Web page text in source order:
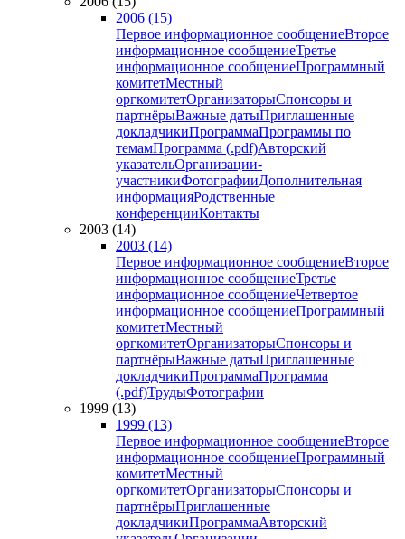
2006 (15)
Первое информационное сообщениеВторое
информационное сообщениеТретье
информационное сообщениеПрограммный
комитетМестный
оргкомитетОрганизаторыСпонсоры и
партнёрыВажные датыПриглашенные
докладчикиПрограммаПрограммы по
темамПрограмма (.pdf)Авторский
указательОрганизации-
участникиФотографииДополнительная
информацияРодственные
конференцииКонтакты
2003 (14)
2003 (14)
Первое информационное сообщениеВторое
информационное сообщениеТретье
информационное сообщениеЧетвертое
информационное сообщениеПрограммный
комитетМестный
оргкомитетОрганизаторыСпонсоры и
партнёрыВажные датыПриглашенные
докладчикиПрограммаПрограмма
(.pdf)ТрудыФотографии
1999 (13)
1999 (13)
Первое информационное сообщениеВторое
информационное сообщениеПрограммный
комитетМестный
оргкомитетОрганизаторыСпонсоры и
партнёрыПриглашенные
докладчикиПрограммаАвторский